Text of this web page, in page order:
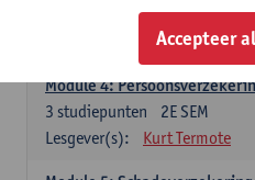
1E/2E SEM
studiepunten
Tine Meurs
Module 4:
2E SEM
3 studiepunten
Lesgever(s):
Kurt Termote
Accepteer